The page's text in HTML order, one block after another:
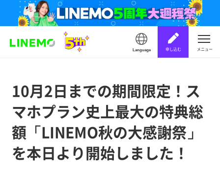
Language 申し込む メニュー
10月2日までの期間限定！ス
マホプラン史上最大の特典総
額「LINEMO秋の大感謝祭」
を本日より開始しました！